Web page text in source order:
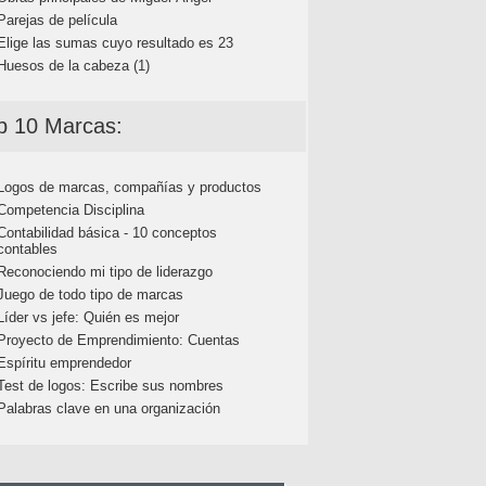
de película
las sumas cuyo resultado es 23
de la cabeza (1)
10 Marcas:
de marcas, compañías y productos
Disciplina
básica - 10 conceptos
mi tipo de liderazgo
de todo tipo de marcas
vs jefe: Quién es mejor
de Emprendimiento: Cuentas
emprendedor
de logos: Escribe sus nombres
clave en una organización